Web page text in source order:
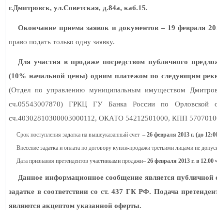
г.Дмитровск, ул.Советская, д.84а, каб.15.
Окончание приема заявок и документов – 19 февраля
право подать только одну заявку.
Для участия в продаже посредством публичного
(10% начальной цены) одним платежом по следующим
(Отдел по управлению муниципальным имуществом
сч.05543007870) ГРКЦ ГУ Банка России по Орловской
сч.40302810300003000112, ОКАТО 54212501000, КПП
Срок поступления задатка на вышеуказанный счет –26 февраля2013 г. (до
Внесение задатка и оплата по договору купли-продажи третьими лицами не
Дата признания претендентов участниками продажи–26 февраля2013 г. в 12.00
Данное информационное сообщение является публичной
задатке в соответствии со ст. 437 ГК РФ. Подача
являются акцептом указанной оферты.